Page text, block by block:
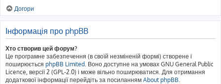
Догори
Інформація про phpBB
Хто створив цей форум?
Це програмне забезпечення (в своїй незміненій формі) створене і
поширюється phpBB Limited. Воно доступне на умовах GNU General Public
Licence, версії 2 (GPL-2.0) і може вільно поширюватися. Для отримання
додаткової інформації перейдіть за посиланням About phpBB.